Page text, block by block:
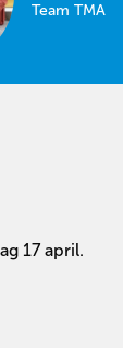
Team TMA
17 april.